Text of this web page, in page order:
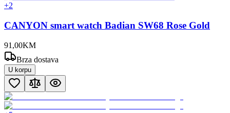
+2
CANYON smart watch Badian SW68 Rose Gold
91 ,00KM
Brza dostava
U korpu